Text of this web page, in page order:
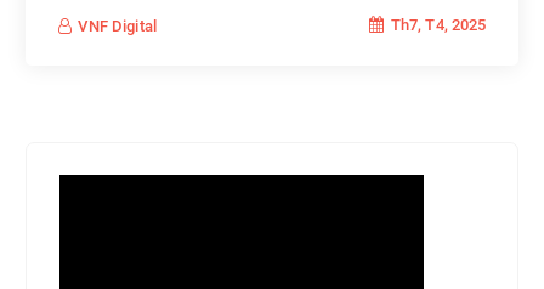
VNF Digital Th7, T4, 2025